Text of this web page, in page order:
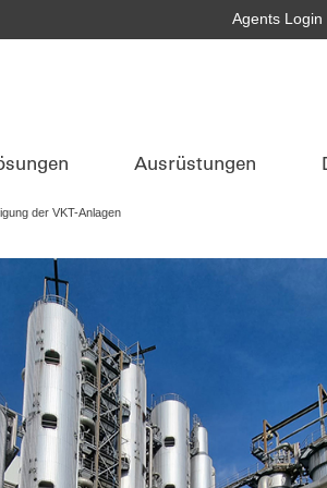
Agents Login
Ausrüstungen
der VKT-Anlagen